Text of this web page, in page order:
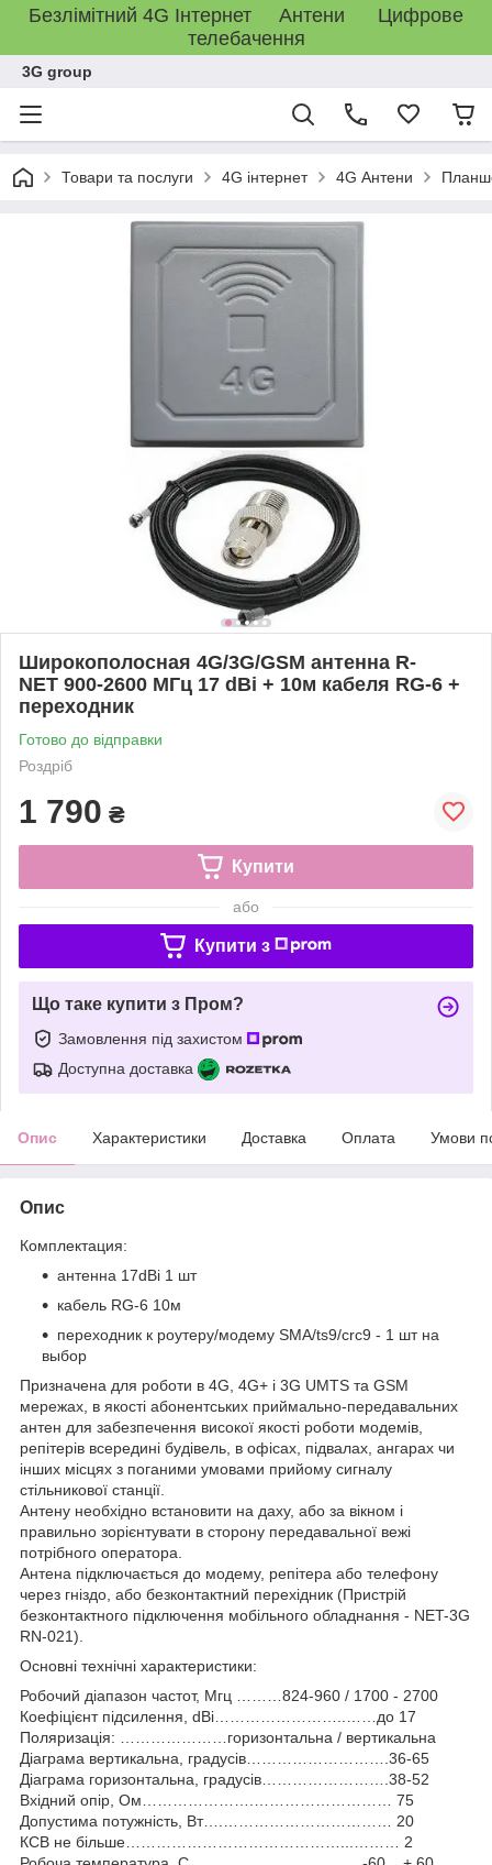
Безлімітний 4G Інтернет Антени Цифрове
телебачення
3G group
Товари та послуги 4G інтернет 4G Антени
Широкополосная 4G/3G/GSM антенна R-
NET 900-2600 МГц 17 dBi + 10м кабеля RG-6 +
переходник
Готово до відправки
Роздріб
1 790 ₴
Купити
або
Купити з
Що таке купити з Пром?
Замовлення під захистом
Доступна доставка
Опис Характеристики Доставка Оплата Умови
Опис
Комплектация:
антенна 17dBi 1 шт
кабель RG-6 10м
переходник к роутеру/модему SMA/ts9/crc9 - 1 шт на
выбор
Призначена для роботи в 4G, 4G+ і 3G UMTS та GSM
мережах, в якості абонентських приймально-передавальних
антен для забезпечення високої якості роботи модемів,
репітерів всередині будівель, в офісах, підвалах, ангарах чи
інших місцях з поганими умовами прийому сигналу
стільникової станції.
Антену необхідно встановити на даху, або за вікном і
правильно зорієнтувати в сторону передавальної вежі
потрібного оператора.
Антена підключається до модему, репітера або телефону
через гніздо, або безконтактний перехідник (Пристрій
безконтактного підключення мобільного обладнання - NET-3G
RN-021).
Основні технічні характеристики:
Робочий діапазон частот, Мгц ………824-960 / 1700 - 2700
Коефіцієнт підсилення, dBi……………………..……до 17
Поляризація: …………………горизонтальна / вертикальна
Діаграма вертикальна, градусів……………………….36-65
Діаграма горизонтальна, градусів…………………….38-52
Вхідний опір, Ом………………….……………………… 75
Допустима потужність, Вт….…………………………… 20
КСВ не більше……………………………………...……… 2